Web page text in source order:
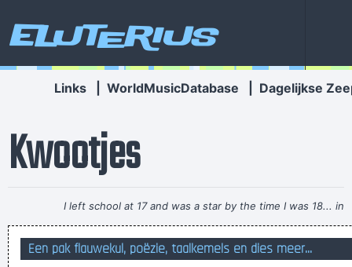
Eluterius
Links WorldMusicDatabase Dagelijkse
Kwootjes
I left school at 17 and was a star by the time I was 18... in
certain parts of the world anyway~ George Michael
De guitige getuige en de trage beklaagde stonden terecht
Een pak flauwekul, poëzie, taalkemels en dies meer...